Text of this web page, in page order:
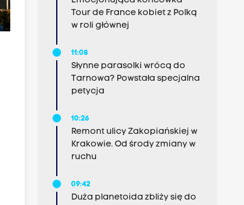
Tour de France kobiet z Polką
w roli głównej
11:08
Słynne parasolki wrócą do
Tarnowa? Powstała specjalna
petycja
10:26
Remont ulicy Zakopiańskiej w
Krakowie. Od środy zmiany w
ruchu
09:42
Duża planetoida zbliży się do